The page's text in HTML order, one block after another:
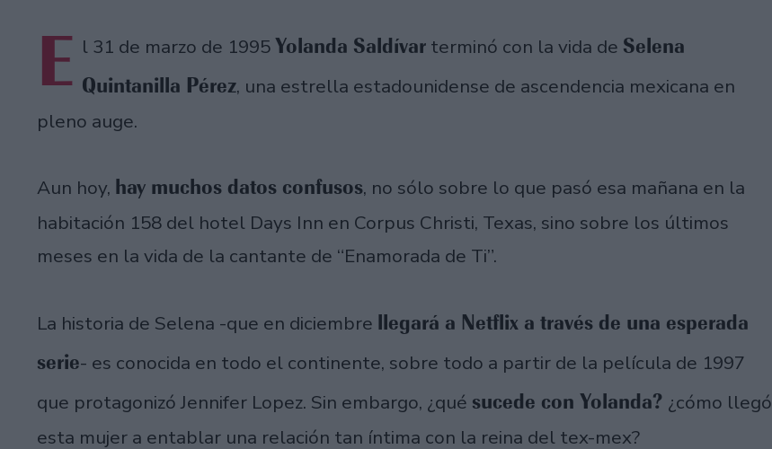
E l 31 de marzo de 1995Yolanda Saldívar terminó con la vida de Selena
Quintanilla Pérez, una estrella estadounidense de ascendencia mexicana en
pleno auge.
Aun hoy, hay muchos datos confusos, no sólo sobre lo que pasó esa mañana en la
habitación 158 del hotel Days Inn en Corpus Christi, Texas, sino sobre los últimos
meses en la vida de la cantante de “Enamorada de Ti”.
La historia de Selena -que en diciembre llegará a Netflix a través de una esperada
serie- es conocida en todo el continente, sobre todo a partir de la película de 1997
que protagonizó Jennifer Lopez. Sin embargo, ¿qué sucede con Yolanda? ¿cómo llegó
esta mujer a entablar una relación tan íntima con la reina del tex-mex?